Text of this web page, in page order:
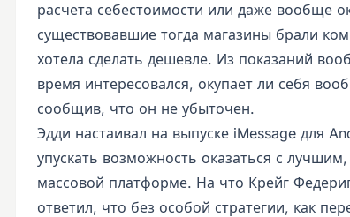
расчета себестоимости или даже вообще
существовавшие тогда магазины брали
хотела сделать дешевле. Из показаний
время интересовался, окупает ли себя
сообщив, что он не убыточен.
Эдди настаивал на выпуске iMessage для
упускать возможность оказаться с
массовой платформе. На что Крейг
ответил, что без особой стратегии, как